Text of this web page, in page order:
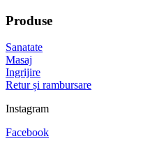
Produse
Sanatate
Masaj
Ingrijire
Retur și rambursare
Instagram
Facebook